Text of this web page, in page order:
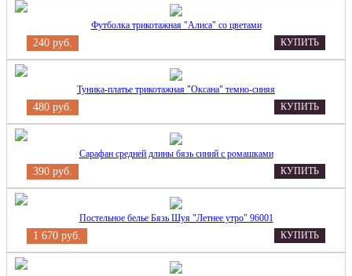
Футболка трикотажная "Алиса" со цветами
240 руб. КУПИТЬ
Туника-платье трикотажная "Оксана" темно-синяя
480 руб. КУПИТЬ
Сарафан средней длины бязь синий с ромашками
390 руб. КУПИТЬ
Постельное белье Бязь Шуя "Летнее утро" 96001
1 670 руб. КУПИТЬ